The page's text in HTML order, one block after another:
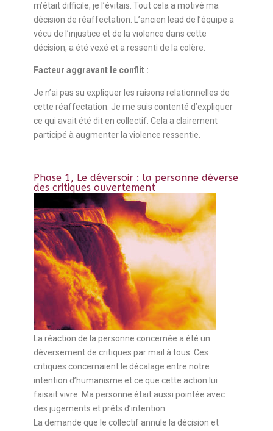
m’était difficile, je l’évitais. Tout cela a motivé ma
décision de réaffectation. L’ancien lead de l’équipe a
vécu de l’injustice et de la violence dans cette
décision, a été vexé et a ressenti de la colère.
Facteur aggravant le conflit :
Je n’ai pas su expliquer les raisons relationnelles de
cette réaffectation. Je me suis contenté d’expliquer
ce qui avait été dit en collectif. Cela a clairement
participé à augmenter la violence ressentie.
Phase 1, Le déversoir : la personne déverse
des critiques ouvertement
La réaction de la personne concernée a été un
déversement de critiques par mail à tous. Ces
critiques concernaient le décalage entre notre
intention d’humanisme et ce que cette action lui
faisait vivre. Ma personne était aussi pointée avec
des jugements et prêts d’intention.
La demande que le collectif annule la décision et